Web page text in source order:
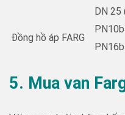
DN 25
Đồng hồ áp FARG
5. Mua van